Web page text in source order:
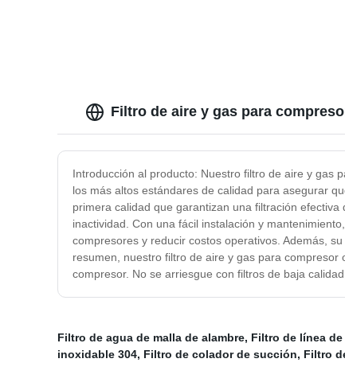
Filtro de aire y gas para
Introducción al producto: Nuestro filtro de aire y gas
los más altos estándares de calidad para asegurar
primera calidad que garantizan una filtración
inactividad. Con una fácil instalación y
compresores y reducir costos operativos. Además,
resumen, nuestro filtro de aire y gas para compresor
compresor. No se arriesgue con filtros de baja
Filtro de agua de malla de alambre, Filtro de línea
inoxidable 304, Filtro de colador de succión, Filtro